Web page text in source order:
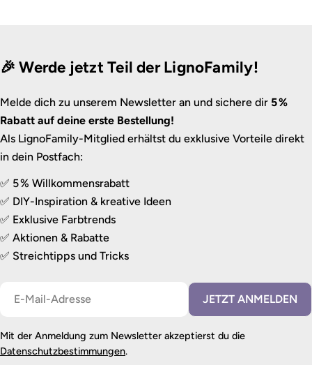
🎉 Werde jetzt Teil der LignoFamily!
Melde dich zu unserem Newsletter an und sichere dir 5 %
Rabatt auf deine erste Bestellung!
Als LignoFamily-Mitglied erhältst du exklusive Vorteile direkt
in dein Postfach:
✅ 5 % Willkommensrabatt
✅ DIY-Inspiration & kreative Ideen
✅ Exklusive Farbtrends
✅ Aktionen & Rabatte
✅ Streichtipps und Tricks
JETZT ANMELDEN
Mit der Anmeldung zum Newsletter akzeptierst du die
Datenschutzbestimmungen.